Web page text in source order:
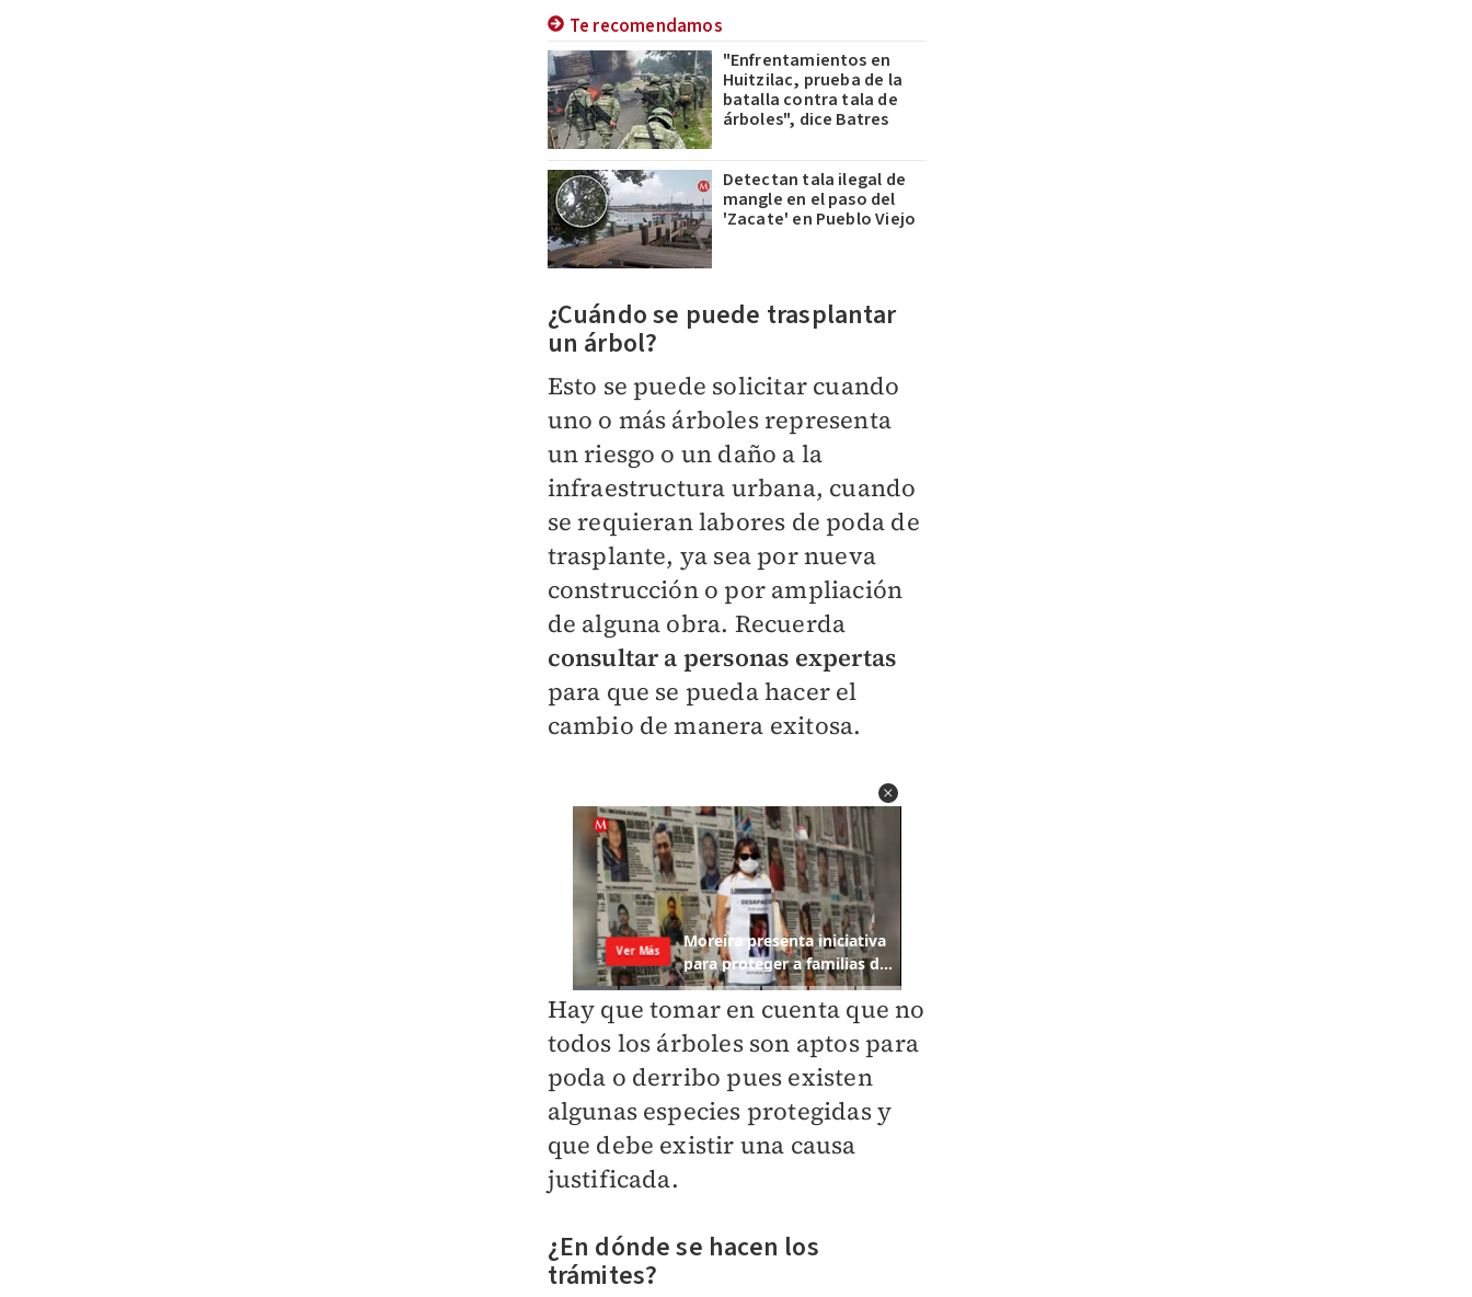
Te recomendamos
"Enfrentamientos en
Huitzilac, prueba de la
batalla contra tala de
árboles", dice Batres
Detectan tala ilegal de
mangle en el paso del
'Zacate' en Pueblo Viejo
¿Cuándo se puede trasplantar
un árbol?
Esto se puede solicitar cuando
uno o más árboles representa
un riesgo o un daño a la
infraestructura urbana, cuando
se requieran labores de poda de
trasplante, ya sea por nueva
construcción o por ampliación
de alguna obra. Recuerda
consultar a personas expertas
para que se pueda hacer el
cambio de manera exitosa.
Hay que tomar en cuenta que no
todos los árboles son aptos para
poda o derribo pues existen
algunas especies protegidas y
que debe existir una causa
justificada.
¿En dónde se hacen los
trámites?